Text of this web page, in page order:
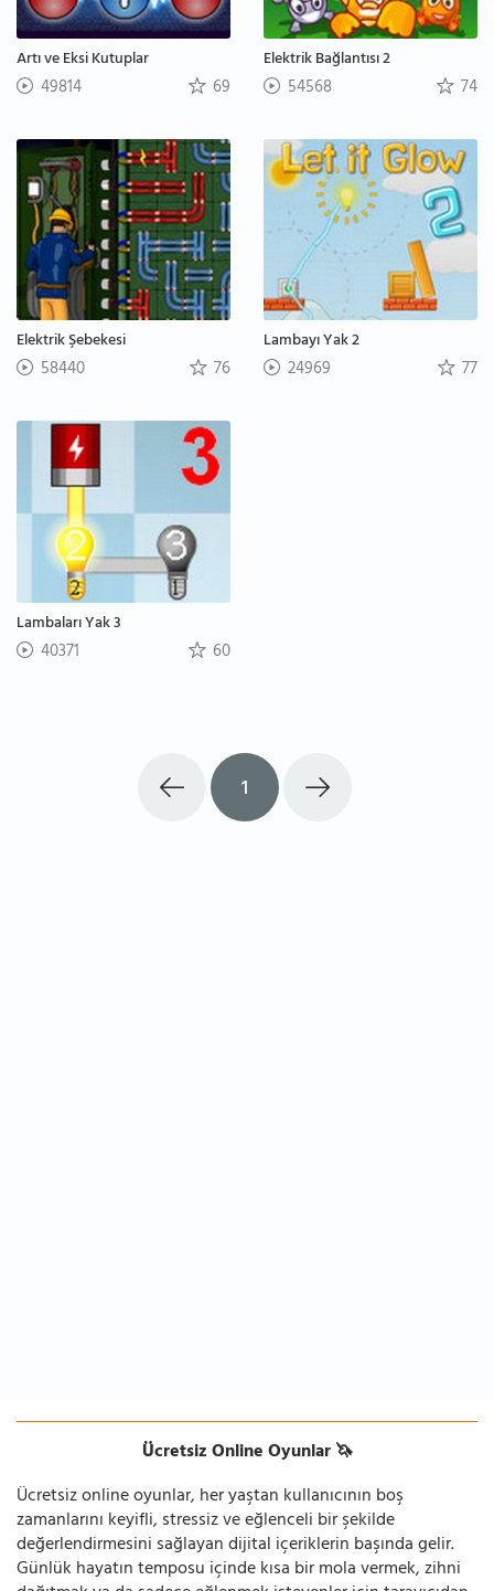
Artı ve Eksi Kutuplar
49814 69
Elektrik Bağlantısı 2
54568 74
Elektrik Şebekesi
58440 76
Lambayı Yak 2
24969 77
Lambaları Yak 3
40371 60
1
Ücretsiz Online Oyunlar 🦄
Ücretsiz online oyunlar, her yaştan kullanıcının boş
zamanlarını keyifli, stressiz ve eğlenceli bir şekilde
değerlendirmesini sağlayan dijital içeriklerin başında gelir.
Günlük hayatın temposu içinde kısa bir mola vermek, zihni